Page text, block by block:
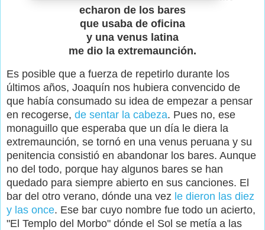
echaron de los bares
que usaba de oficina
y una venus latina
me dio la extremaunción.
Es posible que a fuerza de repetirlo durante los
últimos años, Joaquín nos hubiera convencido de
que había consumado su idea de empezar a pensar
en recogerse, de sentar la cabeza. Pues no, ese
monaguillo que esperaba que un día le diera la
extremaunción, se tornó en una venus peruana y su
penitencia consistió en abandonar los bares. Aunque
no del todo, porque hay algunos bares se han
quedado para siempre abierto en sus canciones. El
bar del otro verano, dónde una vez le dieron las diez
y las once. Ese bar cuyo nombre fue todo un acierto,
"El Templo del Morbo" dónde el Sol se metía a las